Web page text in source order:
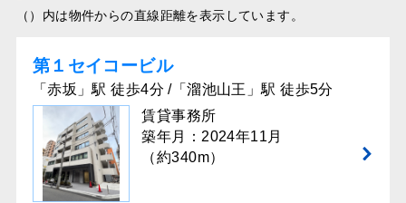
（）内は物件からの直線距離を表示しています。
第１セイコービル
「赤坂」駅 徒歩4分 /「溜池山王」駅 徒歩5分
賃貸事務所
築年月：2024年11月
（約340m）